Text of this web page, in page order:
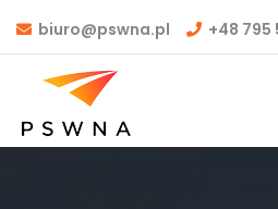
biuro@pswna.pl +48 795